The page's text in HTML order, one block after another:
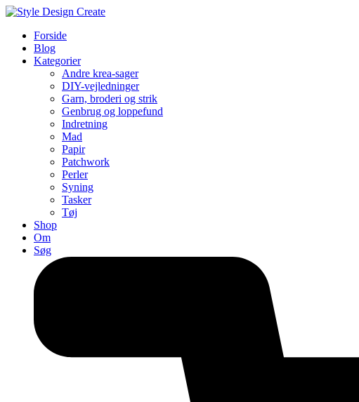
Forside
Blog
Kategorier
Andre krea-sager
DIY-vejledninger
Garn, broderi og strik
Genbrug og loppefund
Indretning
Mad
Papir
Patchwork
Perler
Syning
Tasker
Tøj
Shop
Om
Søg